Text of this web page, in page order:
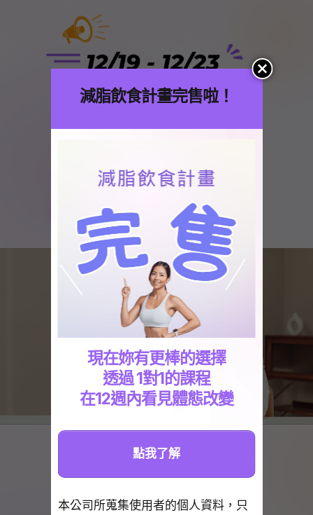
OptimizePress Popup Overlay
減脂飲食計畫完售啦！
現在妳有更棒的選擇
透過 1對1的課程
在12週內看見體態改變
點我了解
本公司所蒐集使用者的個人資料，只